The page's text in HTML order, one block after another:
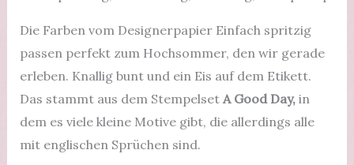
Die Farben vom Designerpapier Einfach spritzig
passen perfekt zum Hochsommer, den wir gerade
erleben. Knallig bunt und ein Eis auf dem Etikett.
Das stammt aus dem Stempelset A Good Day, in
dem es viele kleine Motive gibt, die allerdings alle
mit englischen Sprüchen sind.